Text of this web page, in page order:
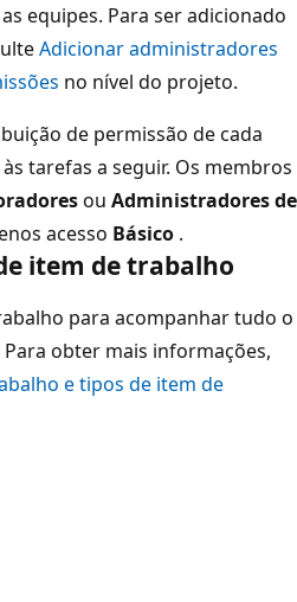
equipes. Para ser adicionado
Adicionar administradores
no nível do projeto.
de permissão de cada
tarefas a seguir. Os membros
ou Administradores de
acesso Básico .
item de trabalho
para acompanhar tudo o
obter mais informações,
e tipos de item de